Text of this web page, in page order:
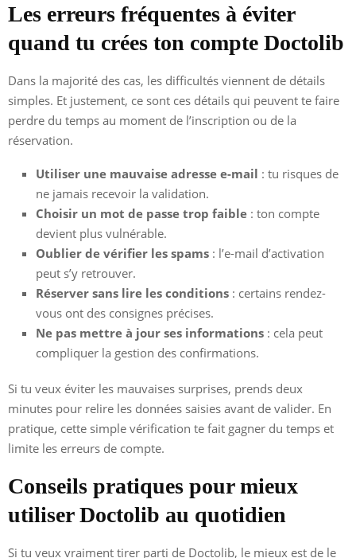
Les erreurs fréquentes à éviter
quand tu crées ton compte Doctolib
Dans la majorité des cas, les difficultés viennent de détails
simples. Et justement, ce sont ces détails qui peuvent te faire
perdre du temps au moment de l’inscription ou de la
réservation.
Utiliser une mauvaise adresse e-mail : tu risques de
ne jamais recevoir la validation.
Choisir un mot de passe trop faible : ton compte
devient plus vulnérable.
Oublier de vérifier les spams : l’e-mail d’activation
peut s’y retrouver.
Réserver sans lire les conditions : certains rendez-
vous ont des consignes précises.
Ne pas mettre à jour ses informations : cela peut
compliquer la gestion des confirmations.
Si tu veux éviter les mauvaises surprises, prends deux
minutes pour relire les données saisies avant de valider. En
pratique, cette simple vérification te fait gagner du temps et
limite les erreurs de compte.
Conseils pratiques pour mieux
utiliser Doctolib au quotidien
Si tu veux vraiment tirer parti de Doctolib, le mieux est de le